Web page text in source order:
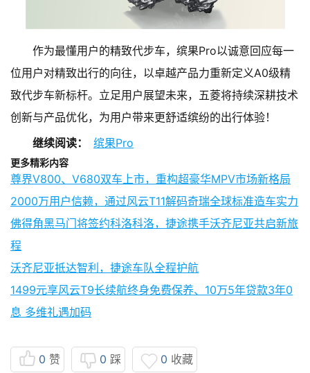
作为最懂用户的精致代步车，缤果Pro以诚意回应每一
位用户对精致出行的向往，以卓越产品力重新定义A0级精
致代步车新标杆。立足用户展望未来，五菱将持续深耕技术
创新与产品优化，为用户带来更舒适缤纷的出行体验！
继续阅读：
缤果Pro
更多精彩内容
尊界V800、V680双车上市，重构超豪华MPV市场新格局
2000万用户信赖，通过风云T11解码奇瑞全球标准造车实力
佛得角黑马门将签约科洛科洛，捷途携手沃齐尼亚共启新旅
程
沃齐尼亚抵达智利，捷途车队全程护航
1499元享风云T9长续航终身免费保养、10万5年贷款3年0
息 多维礼遇加码
0 赞 0 踩 0 收藏